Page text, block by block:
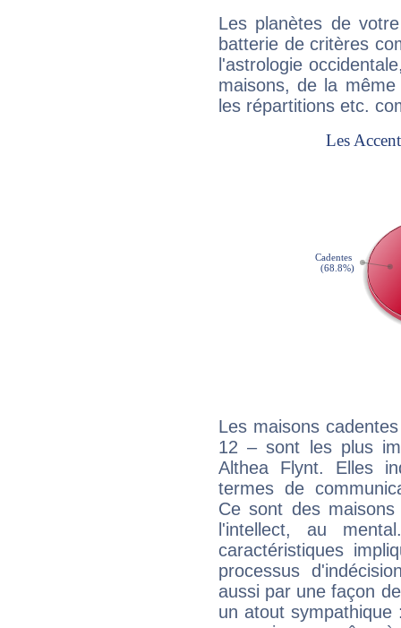
Les planètes de
batterie de critères
l'astrologie
maisons, de la
les répartitions etc.
Les maisons
12 – sont les plus
Althea Flynt. Elles
termes de
Ce sont des
l'intellect, au
caractéristiques
processus
aussi par une façon
un atout